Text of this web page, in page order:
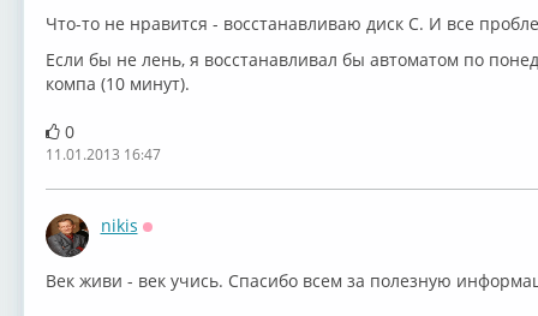
Что-то не нравится - восстанавливаю диск С. И все
Если бы не лень, я восстанавливал бы автоматом по
компа (10 минут).
0
11.01.2013 16:47
nikis
Век живи - век учись. Спасибо всем за полезную